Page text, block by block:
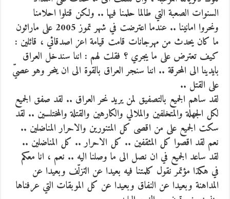
السنوات الصعبة التي طالما حلمنا فيها .. ولكن قتلوا احلامنا
ونحروا امانينا .. عندما اعترضت في شهر تموز 2005 على ماراثون
ما كان يحدث من مهرجانات قامت قيامة اعز اصدقائي ، قائلين :
كيف تعترض على ما يجري ؟ فقلت لهم : اننا سندخل العراق
بايدينا الى المحرقة .. اننا سنجر العراق بالقوة الى ان ينحر وهو عصيّ
على القتل ..
لقد ساهم الجميع بالتصفيق لمن يريد نحر العراق .. لقد صفق الجميع
لكل الجهلة والمتخلفين والملالي والكارهين والقتلة والمختلسين .. لقد
سكت الجميع على من اقصى كل المتنورين والاحرار المناضلين ..
نعم لقد اقصوا كل المثقفين .. كل الاحرار .. كل المناضلين ..
لقد ساعد الجميع في ان نصل الى ما وصلنا اليه .. نعم ، انا معكم
في هكذا مؤتمر نقول كلمتنا فيه بعيدا عن التزلّف وبعيدا عن
المداهنة وبعيدا عن النفاق وبعيدا عن كل الموبقات التي عرفناها